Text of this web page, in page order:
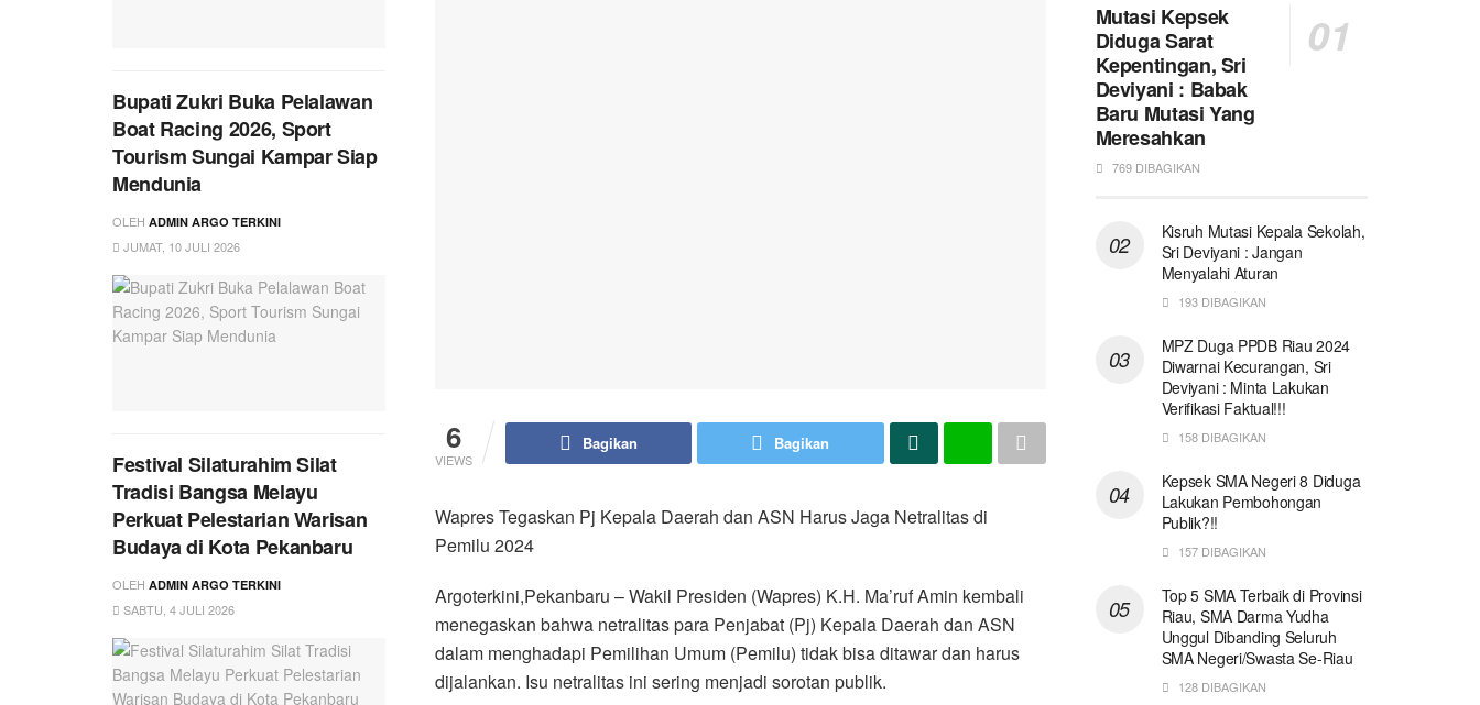
6
VIEWS
Bagikan Bagikan
Wapres Tegaskan Pj Kepala Daerah dan ASN Harus Jaga Netralitas di
Pemilu 2024
Argoterkini,Pekanbaru – Wakil Presiden (Wapres) K.H. Ma’ruf Amin kembali
menegaskan bahwa netralitas para Penjabat (Pj) Kepala Daerah dan ASN
dalam menghadapi Pemilihan Umum (Pemilu) tidak bisa ditawar dan harus
dijalankan. Isu netralitas ini sering menjadi sorotan publik.
Bupati Zukri Buka Pelalawan
Boat Racing 2026, Sport
Tourism Sungai Kampar Siap
Mendunia
OLEH ADMIN ARGO TERKINI
JUMAT, 10 JULI 2026
Festival Silaturahim Silat
Tradisi Bangsa Melayu
Perkuat Pelestarian Warisan
Budaya di Kota Pekanbaru
OLEH ADMIN ARGO TERKINI
SABTU, 4 JULI 2026
Mutasi Kepsek
Diduga Sarat
Kepentingan, Sri
Deviyani : Babak
Baru Mutasi Yang
Meresahkan
769 DIBAGIKAN
Kisruh Mutasi Kepala Sekolah,
Sri Deviyani : Jangan
Menyalahi Aturan
193 DIBAGIKAN
MPZ Duga PPDB Riau 2024
Diwarnai Kecurangan, Sri
Deviyani : Minta Lakukan
Verifikasi Faktual!!!
158 DIBAGIKAN
Kepsek SMA Negeri 8 Diduga
Lakukan Pembohongan
Publik?!!
157 DIBAGIKAN
Top 5 SMA Terbaik di Provinsi
Riau, SMA Darma Yudha
Unggul Dibanding Seluruh
SMA Negeri/Swasta Se-Riau
128 DIBAGIKAN